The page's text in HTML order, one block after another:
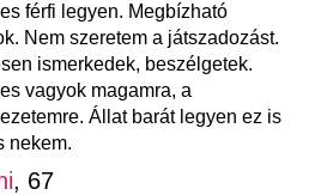
férfi legyen. Megbízható
Nem szeretem a játszadozást.
ismerkedek, beszélgetek.
vagyok magamra, a
Állat barát legyen ez is
nekem.
, 67